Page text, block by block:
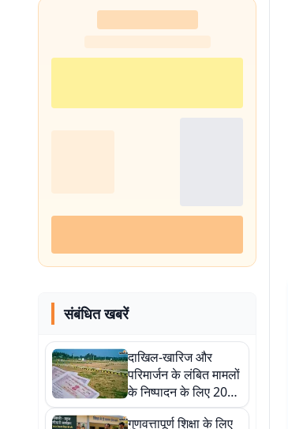
संबंधित खबरें
दाखिल-खारिज और
परिमार्जन के लंबित मामलों
के निष्पादन के लिए 200
नए राजस्व कर्मचारियों की
गुणवत्तापूर्ण शिक्षा के लिए